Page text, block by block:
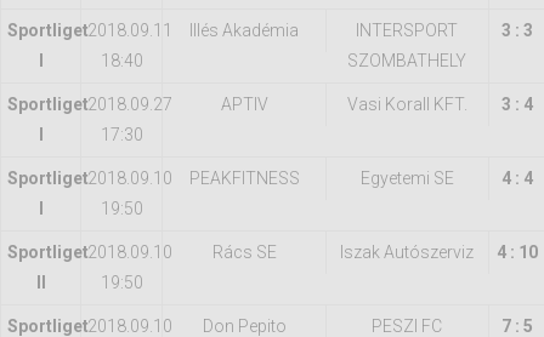
Sportliget2018.09.11
18:40
Illés Akadémia
INTERSPORT
SZOMBATHELY
3 : 3
Sportliget2018.09.27
17:30
APTIV Vasi Korall KFT. 3 : 4
Sportliget2018.09.10
19:50
PEAKFITNESS Egyetemi SE 4 : 4
Sportliget2018.09.10
19:50
Rács SE Iszak Autószerviz 4 : 10
Sportliget2018.09.10
Don Pepito PESZI FC 7 : 5